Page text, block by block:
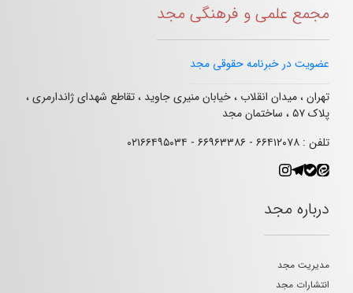
مجمع علمی و فرهنگی مجد
عضویت در خبرنامه حقوقی مجد
تهران ، میدان انقلاب ، خیابان منیری جاوید ، تقاطع شهدای ژاندارمری ،
پلاک ۵۷ ، ساختمان مجد
تلفن : ۶۶۴۱۲۰۷۸ - ۶۶۹۶۳۳۸۶ - ۰۲۱۶۶۴۹۵۰۳۴
درباره مجد
مدیریت مجد
انتشارات مجد